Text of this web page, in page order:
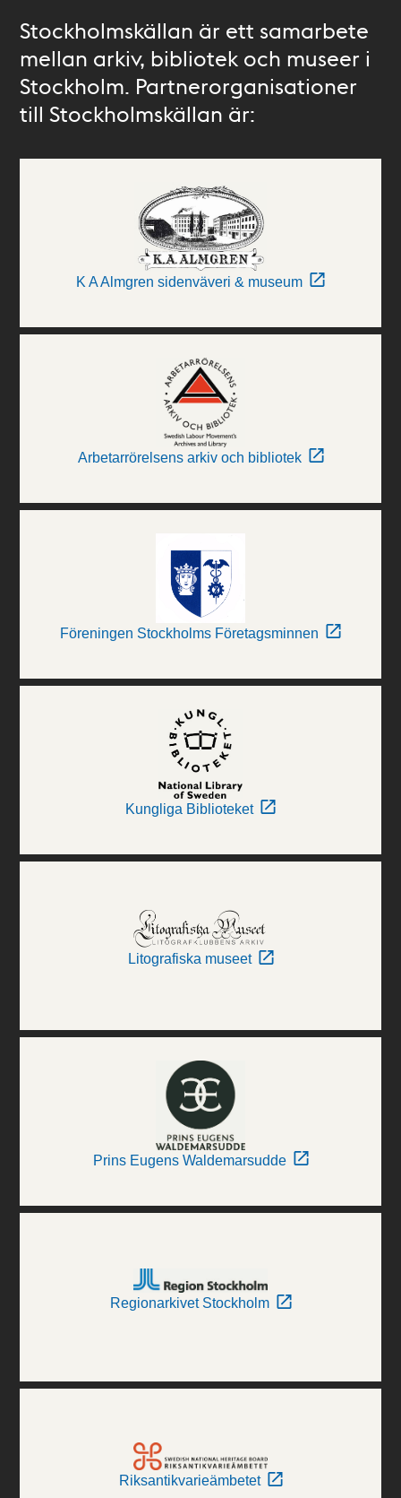
Stockholmskällan är ett samarbete
mellan arkiv, bibliotek och museer i
Stockholm. Partnerorganisationer
till Stockholmskällan är:
K A Almgren sidenväveri & museum
Arbetarrörelsens arkiv och bibliotek
Föreningen Stockholms Företagsminnen
Kungliga Biblioteket
Litografiska museet
Prins Eugens Waldemarsudde
Regionarkivet Stockholm
Riksantikvarieämbetet